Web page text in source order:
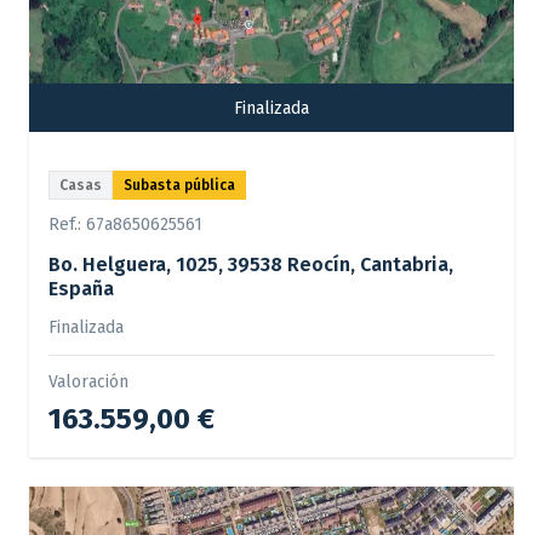
Finalizada
Casas Subasta pública
Ref.: 67a8650625561
Bo. Helguera, 1025, 39538 Reocín, Cantabria,
España
Finalizada
Valoración
163.559,00 €